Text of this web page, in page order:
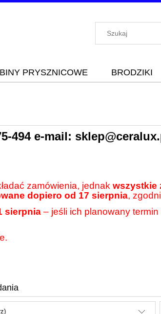
PRYSZNICOWE BRODZIKI
494e-mail:
zamówienia, jednak wszystkie
dopiero od 17 sierpnia,
sierpnia – jeśli ich planowany